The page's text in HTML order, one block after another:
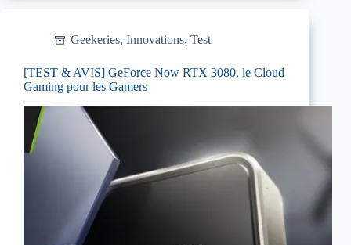
Geekeries, Innovations, Test
[TEST & AVIS] GeForce Now RTX 3080, le Cloud
Gaming pour les Gamers